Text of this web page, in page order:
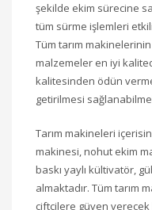
şekilde ekim sürecine
tüm sürme işlemleri
Tüm tarım
malzemeler en iyi
kalitesinden ödün
getirilmesi
Tarım makineleri
makinesi, nohut ekim
baskı yaylı kültivatör,
almaktadır. Tüm tarım
çiftçilere güven